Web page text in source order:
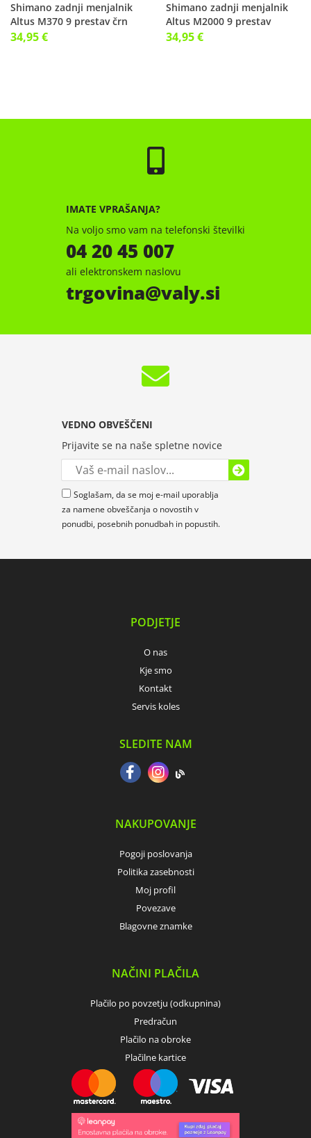
Shimano zadnji menjalnik
Altus M370 9 prestav črn
34,95 €
Shimano zadnji menjalnik
Altus M2000 9 prestav
34,95 €
IMATE VPRAŠANJA?
Na voljo smo vam na telefonski številki
04 20 45 007
ali elektronskem naslovu
trgovina valy.si
VEDNO OBVEŠČENI
Prijavite se na naše spletne novice
Soglašam, da se moj e-mail uporablja
za namene obveščanja o novostih v
ponudbi, posebnih ponudbah in popustih.
PODJETJE
O nas
Kje smo
Kontakt
Servis koles
SLEDITE NAM
NAKUPOVANJE
Pogoji poslovanja
Politika zasebnosti
Moj profil
Povezave
Blagovne znamke
NAČINI PLAČILA
Plačilo po povzetju (odkupnina)
Predračun
Plačilo na obroke
Plačilne kartice